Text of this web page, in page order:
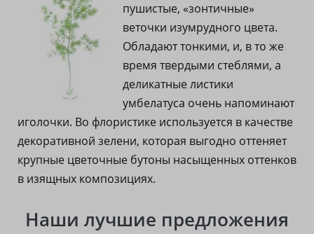
пушистые, «зонтичные»
веточки изумрудного цвета.
Обладают тонкими, и, в то же
время твердыми стеблями, а
деликатные листики
умбелатуса очень напоминают
иголочки. Во флористике используется в качестве
декоративной зелени, которая выгодно оттеняет
крупные цветочные бутоны насыщенных оттенков
в изящных композициях.
Наши лучшие предложения